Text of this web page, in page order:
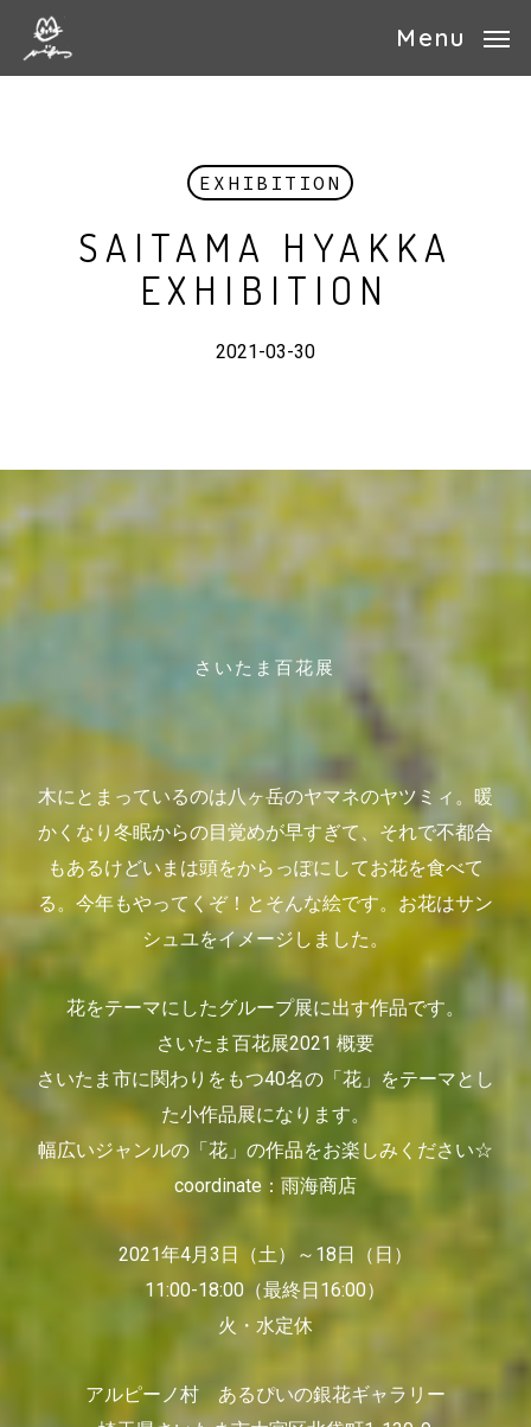
Menu
EXHIBITION
SAITAMA HYAKKA
EXHIBITION
2021-03-30
さいたま百花展
YOU.
木にとまっているのは八ヶ岳のヤマネのヤツミィ。暖
かくなり冬眠からの目覚めが早すぎて、それで不都合
もあるけどいまは頭をからっぽにしてお花を食べて
る。今年もやってくぞ！とそんな絵です。お花はサン
シュユをイメージしました。
花をテーマにしたグループ展に出す作品です。
さいたま百花展2021 概要
さいたま市に関わりをもつ40名の「花」をテーマとし
た小作品展になります。
幅広いジャンルの「花」の作品をお楽しみください☆
coordinate：雨海商店
2021年4月3日（土）～18日（日）
11:00-18:00（最終日16:00）
火・水定休
アルピーノ村 あるぴいの銀花ギャラリー